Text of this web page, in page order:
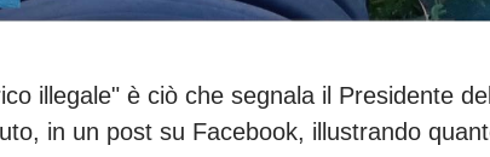
illegale" è ciò che segnala il Presidente
in un post su Facebook, illustrando